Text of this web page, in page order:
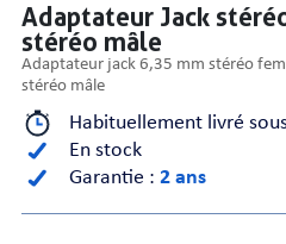
AUDIO
Adaptateur Jack stéréo femelle vers Jack
stéréo mâle
adaptateur jack 6,35 mm stéréo femelle vers jack 6,35 mm
stéréo mâle
Habituellement livré
En stock
Garantie : 2 ans